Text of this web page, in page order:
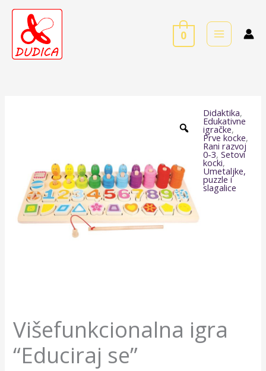
Skip
content
0
Didaktika,
Edukativne
igračke,
Prve kocke,
Rani razvoj
0-3,Setovi
kocki,
Umetaljke,
puzzle i
slagalice
Višefunkcionalna igra
“Educiraj se”
količina